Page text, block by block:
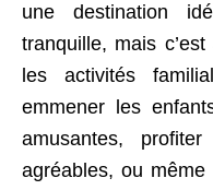
une destination
tranquille, mais
les activités
emmener les
amusantes,
agréables, ou